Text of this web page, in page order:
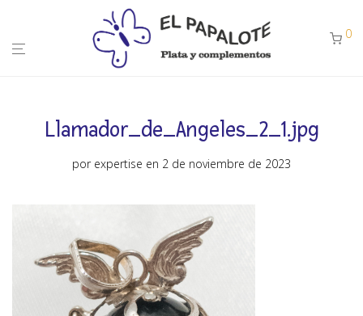
0
Llamador_de_Angeles_2_1.jpg
por expertise en 2 de noviembre de 2023